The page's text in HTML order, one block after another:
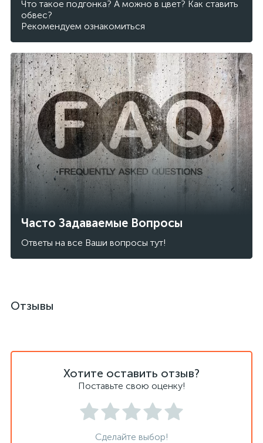
Что такое подгонка? А можно в цвет? Как ставить
обвес?
Рекомендуем ознакомиться
Часто Задаваемые Вопросы
Ответы на все Ваши вопросы тут!
Отзывы
Хотите оставить отзыв?
Поставьте свою оценку!
Сделайте выбор!